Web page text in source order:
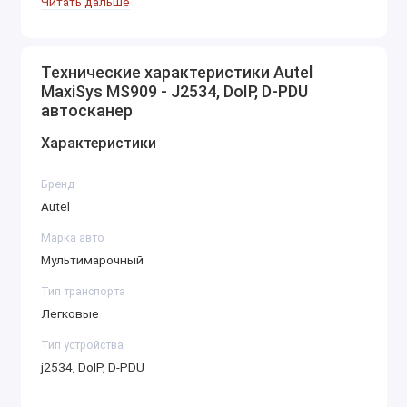
разрешением 2048x1536 пикселей
позволяет легко считывать данные и
Удобный и интуитивно понятный
кодирования:
кодирования и адаптации различных
двигателем, коробка передач,
электроника кузова и многое другое.
Технические характеристики Autel
MaxiSys MS909 - J2534, DoIP, D-PDU
автосканер
Характеристики
Бренд
Autel
Марка авто
Мультимарочный
Тип транспорта
Легковые
Тип устройства
j2534, DoIP, D-PDU